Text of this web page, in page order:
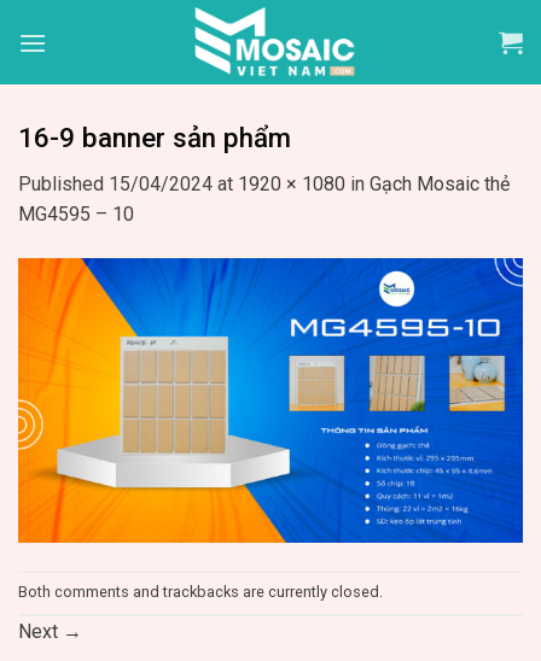
16-9 banner sản phẩm
Published 15/04/2024 at 1920 × 1080 in Gạch Mosaic thẻ
MG4595 – 10
Both comments and trackbacks are currently closed.
Next →